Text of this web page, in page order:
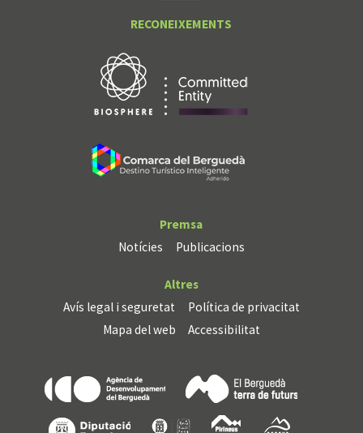
RECONEIXEMENTS
Premsa
Notícies
Publicacions
Altres
Avís legal i seguretat
Política de privacitat
Mapa del web
Accessibilitat